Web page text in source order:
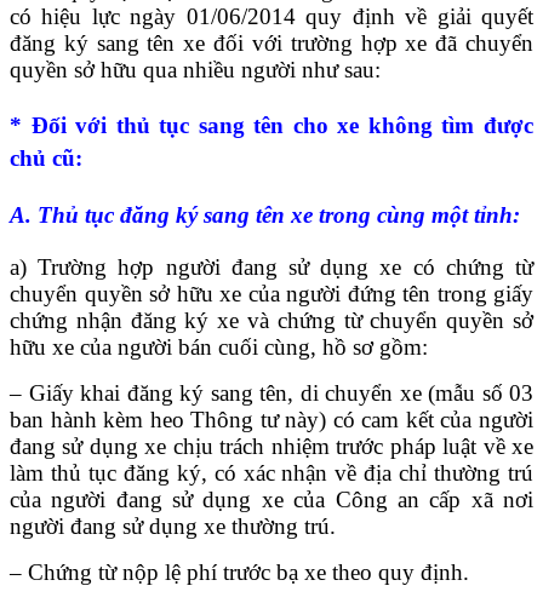
có hiệu lực ngày 01/06/2014 quy định về giải quyết
đăng ký sang tên xe đối với trường hợp xe đã chuyển
quyền sở hữu qua nhiều người như sau:
* Đối với thủ tục sang tên cho xe không tìm được
chủ cũ:
A. Thủ tục đăng ký sang tên xe trong cùng một tỉnh:
a) Trường hợp người đang sử dụng xe có chứng từ
chuyển quyền sở hữu xe của người đứng tên trong giấy
chứng nhận đăng ký xe và chứng từ chuyển quyền sở
hữu xe của người bán cuối cùng, hồ sơ gồm:
– Giấy khai đăng ký sang tên, di chuyển xe (mẫu số 03
ban hành kèm heo Thông tư này) có cam kết của người
đang sử dụng xe chịu trách nhiệm trước pháp luật về xe
làm thủ tục đăng ký, có xác nhận về địa chỉ thường trú
của người đang sử dụng xe của Công an cấp xã nơi
người đang sử dụng xe thường trú.
– Chứng từ nộp lệ phí trước bạ xe theo quy định.